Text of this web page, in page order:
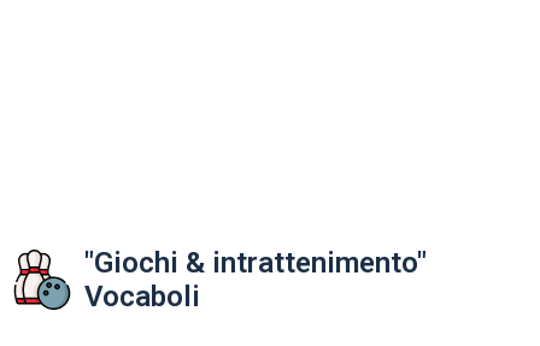
"Giochi & intrattenimento"
Vocaboli